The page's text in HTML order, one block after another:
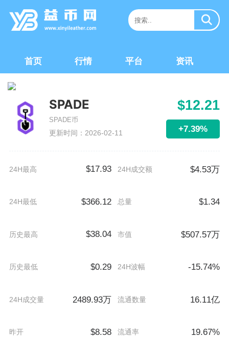
首页 行情 平台 资讯
SPADE
SPADE币
更新时间：2026-02-11
$12.21
+7.39%
24H最高 $17.93 24H成交额 $4.53万
24H最低 $366.12 总量 $1.34
历史最高 $38.04 市值 $507.57万
历史最低 $0.29 24H波幅 -15.74%
24H成交量 2489.93万 流通数量 16.11亿
昨开 $8.58 流通率 19.67%